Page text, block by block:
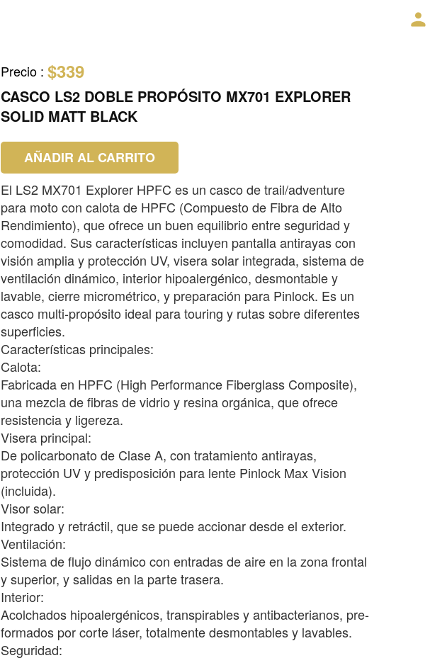
Precio : $339
CASCO LS2 DOBLE PROPÓSITO MX701 EXPLORER
SOLID MATT BLACK
AÑADIR AL CARRITO
El LS2 MX701 Explorer HPFC es un casco de trail/adventure
para moto con calota de HPFC (Compuesto de Fibra de Alto
Rendimiento), que ofrece un buen equilibrio entre seguridad y
comodidad. Sus características incluyen pantalla antirayas con
visión amplia y protección UV, visera solar integrada, sistema de
ventilación dinámico, interior hipoalergénico, desmontable y
lavable, cierre micrométrico, y preparación para Pinlock. Es un
casco multi-propósito ideal para touring y rutas sobre diferentes
superficies.
Características principales:
Calota:
Fabricada en HPFC (High Performance Fiberglass Composite),
una mezcla de fibras de vidrio y resina orgánica, que ofrece
resistencia y ligereza.
Visera principal:
De policarbonato de Clase A, con tratamiento antirayas,
protección UV y predisposición para lente Pinlock Max Vision
(incluida).
Visor solar:
Integrado y retráctil, que se puede accionar desde el exterior.
Ventilación:
Sistema de flujo dinámico con entradas de aire en la zona frontal
y superior, y salidas en la parte trasera.
Interior:
Acolchados hipoalergénicos, transpirables y antibacterianos, pre-
formados por corte láser, totalmente desmontables y lavables.
Seguridad: